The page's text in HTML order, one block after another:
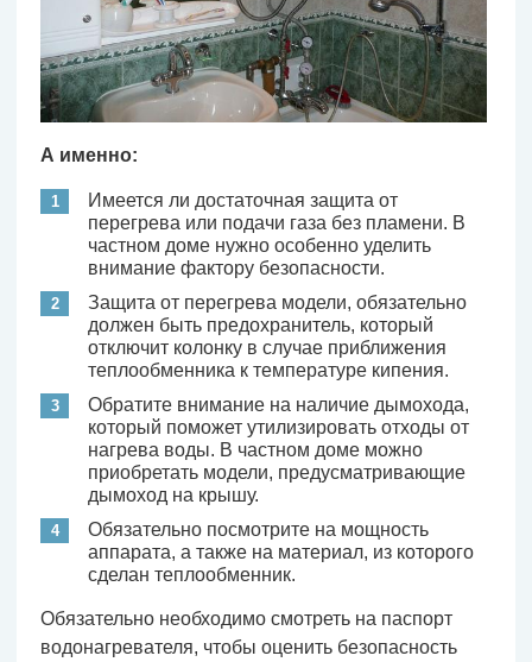
А именно:
Имеется ли достаточная защита от
перегрева или подачи газа без пламени. В
частном доме нужно особенно уделить
внимание фактору безопасности.
Защита от перегрева модели, обязательно
должен быть предохранитель, который
отключит колонку в случае приближения
теплообменника к температуре кипения.
Обратите внимание на наличие дымохода,
который поможет утилизировать отходы от
нагрева воды. В частном доме можно
приобретать модели, предусматривающие
дымоход на крышу.
Обязательно посмотрите на мощность
аппарата, а также на материал, из которого
сделан теплообменник.
Обязательно необходимо смотреть на паспорт
водонагревателя, чтобы оценить безопасность